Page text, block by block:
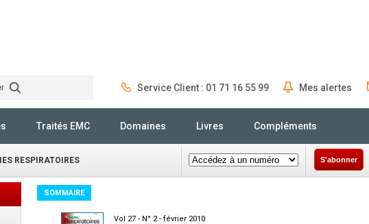
Service Client : 01 71 16 55 99 Mes alertes
Traités EMC Domaines Livres Compléments
RESPIRATOIRES S'abonner
SOMMAIRE
Vol 27 - N° 2 - février 2010